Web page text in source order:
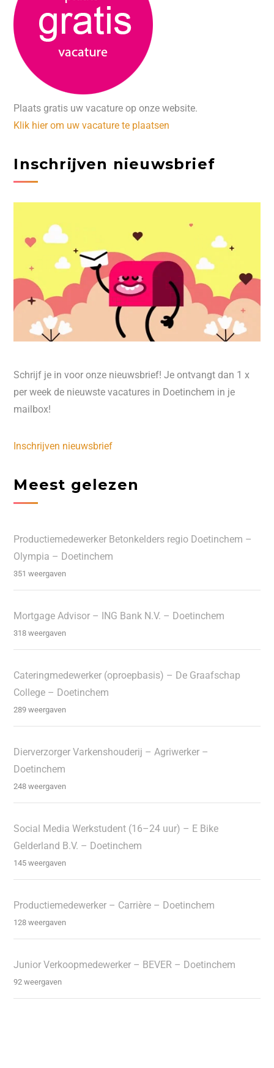
Plaats gratis uw vacature op onze website.
Klik hier om uw vacature te plaatsen
Inschrijven nieuwsbrief
Schrijf je in voor onze nieuwsbrief! Je ontvangt dan 1 x
per week de nieuwste vacatures in Doetinchem in je
mailbox!
Inschrijven nieuwsbrief
Meest gelezen
Productiemedewerker Betonkelders regio Doetinchem –
Olympia – Doetinchem
351 weergaven
Mortgage Advisor – ING Bank N.V. – Doetinchem
318 weergaven
Cateringmedewerker (oproepbasis) – De Graafschap
College – Doetinchem
289 weergaven
Dierverzorger Varkenshouderij – Agriwerker –
Doetinchem
248 weergaven
Social Media Werkstudent (16–24 uur) – E Bike
Gelderland B.V. – Doetinchem
145 weergaven
Productiemedewerker – Carrière – Doetinchem
128 weergaven
Junior Verkoopmedewerker – BEVER – Doetinchem
92 weergaven